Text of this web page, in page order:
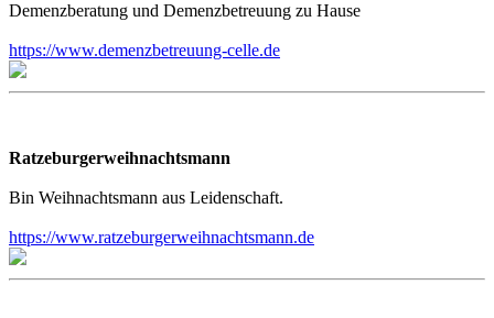
Demenzberatung und Demenzbetreuung zu Hause
https://www.demenzbetreuung-celle.de
Ratzeburgerweihnachtsmann
Bin Weihnachtsmann aus Leidenschaft.
https://www.ratzeburgerweihnachtsmann.de